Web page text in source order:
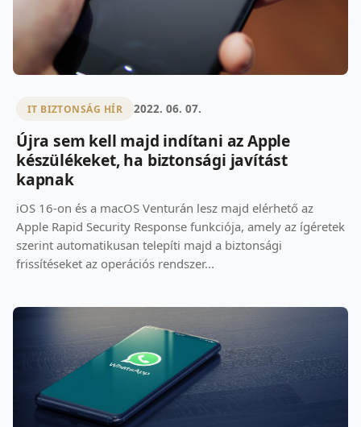
IT BIZTONSÁG HÍR 2022. 06. 07.
Újra sem kell majd indítani az Apple
készülékeket, ha biztonsági javítást
kapnak
iOS 16-on és a macOS Venturán lesz majd elérhető az
Apple Rapid Security Response funkciója, amely az ígéretek
szerint automatikusan telepíti majd a biztonsági
frissítéseket az operációs rendszer...